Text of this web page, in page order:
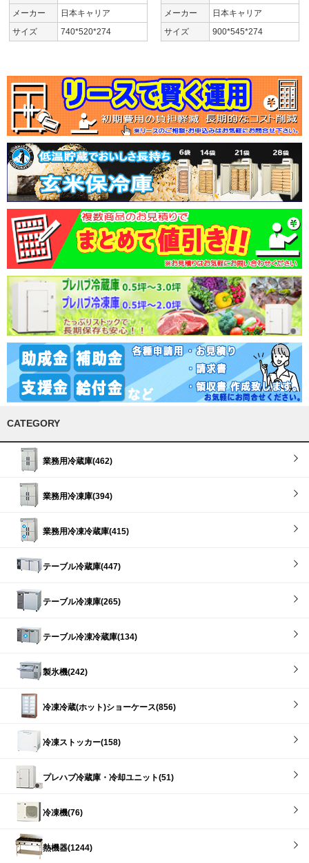
メーカー
日本キャリア
サイズ
740*520*274
メーカー
日本キャリア
サイズ
900*545*274
CATEGORY
業務用冷蔵庫(462)
業務用冷凍庫(394)
業務用冷凍冷蔵庫(415)
テーブル冷蔵庫(447)
テーブル冷凍庫(265)
テーブル冷凍冷蔵庫(134)
製氷機(242)
冷凍冷蔵(ホット)ショーケース(856)
冷凍ストッカー(158)
プレハブ冷蔵庫・冷却ユニット(51)
冷凍機(76)
熱機器(1244)